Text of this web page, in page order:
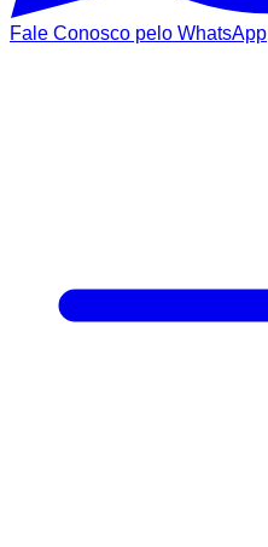
Fale Conosco pelo WhatsApp